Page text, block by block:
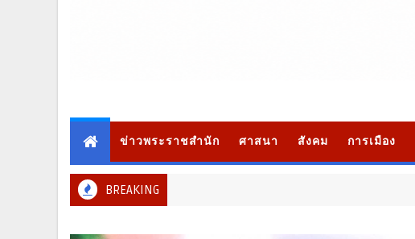
ข่าวพระราชสำนัก ศาสนา สังคม การเมือง
BREAKING